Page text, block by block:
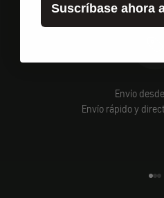
Envío
Envío rápido y
Suscríbase ahora